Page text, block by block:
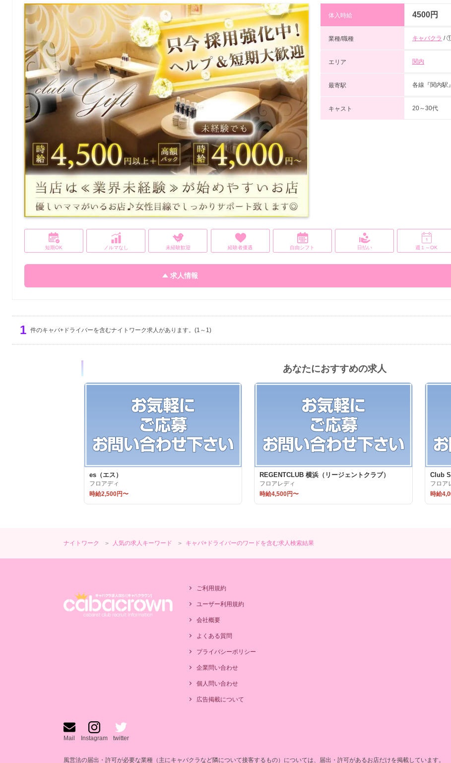
体入時給 4500円
業種/職種 キャバクラ /
エリア 関内
最寄駅 各線『関内駅
キャスト 20～30代
短期OK ノルマなし 未経験歓迎 経験者優遇 自由シフト 日払い 週１～OK
求人情報
1 件のキャバ+ドライバーを含むナイトワーク求人があります。(1～1)
あなたにおすすめの求人
es（エス）
フロアディ
時給2,500円〜
REGENTCLUB 横浜（リージェントクラブ）
フロアレディ
時給4,500円〜
Club
フロア
時給
ナイトワーク 人気の求人キーワード キャバ+ドライバーのワードを含む求人検索結果
ご利用規約
ユーザー利用規約
会社概要
よくある質問
プライバシーポリシー
企業問い合わせ
個人問い合わせ
広告掲載について
Mail Instagram twitter
風営法の届出・許可が必要な業種（主にキャバクラなど隣について接客するもの）については、届出・許可があるお店だけを掲載しています。